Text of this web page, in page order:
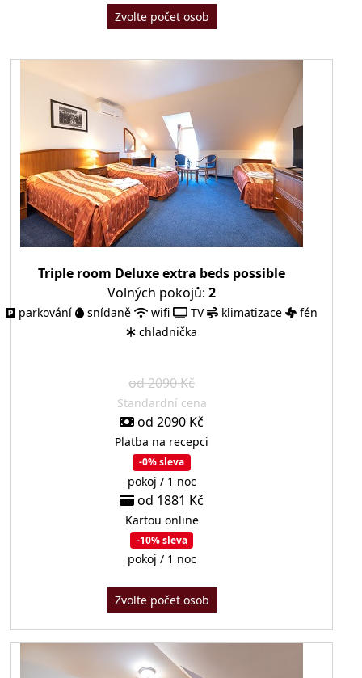
Zvolte počet osob
Triple room Deluxe extra beds possible
Volných pokojů: 2
parkování snídaně wifi TV klimatizace
fén
chladnička
od 2090 Kč
Standardní cena
od 2090 Kč
Platba na recepci
-0% sleva
pokoj / 1 noc
od 1881 Kč
Kartou online
-10% sleva
pokoj / 1 noc
Zvolte počet osob